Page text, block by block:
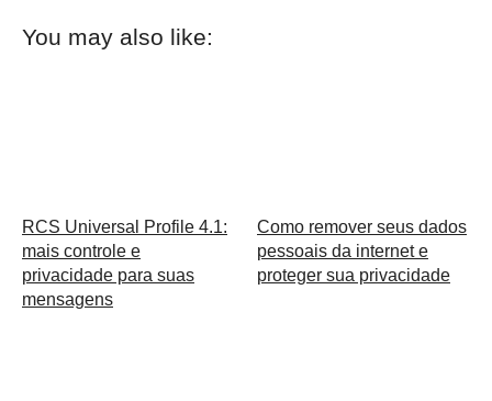
You may also like:
RCS Universal Profile 4.1:
mais controle e
privacidade para suas
mensagens
Como remover seus dados
pessoais da internet e
proteger sua privacidade